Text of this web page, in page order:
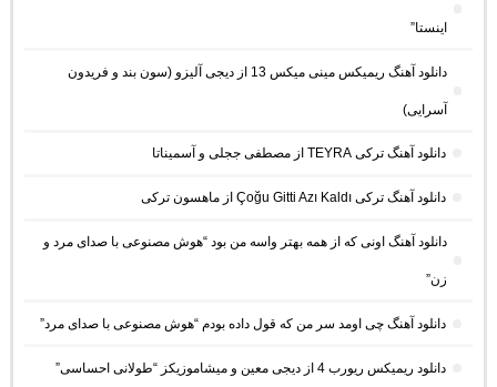
اینستا”
دانلود آهنگ ریمیکس مینی میکس 13 از دیجی آلیزو (سون بند و فریدون
آسرایی)
دانلود آهنگ ترکی TEYRA از مصطفی ججلی و آسمیناتا
دانلود آهنگ ترکی Çoğu Gitti Azı Kaldı از ماهسون ترکی
دانلود آهنگ اونی که از همه بهتر واسه من بود “هوش مصنوعی با صدای مرد و
زن”
دانلود آهنگ چی اومد سر من که قول داده بودم “هوش مصنوعی با صدای مرد”
دانلود ریمیکس ریورب 4 از دیجی معین و میشاموزیکز “طولانی احساسی”